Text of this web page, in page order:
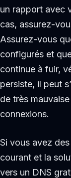
un rapport avec
cas, assurez-
Assurez-vous
configurés et
continue à fuir,
persiste, il peut
de très
connexions.
Si vous avez
courant et la
vers un DNS